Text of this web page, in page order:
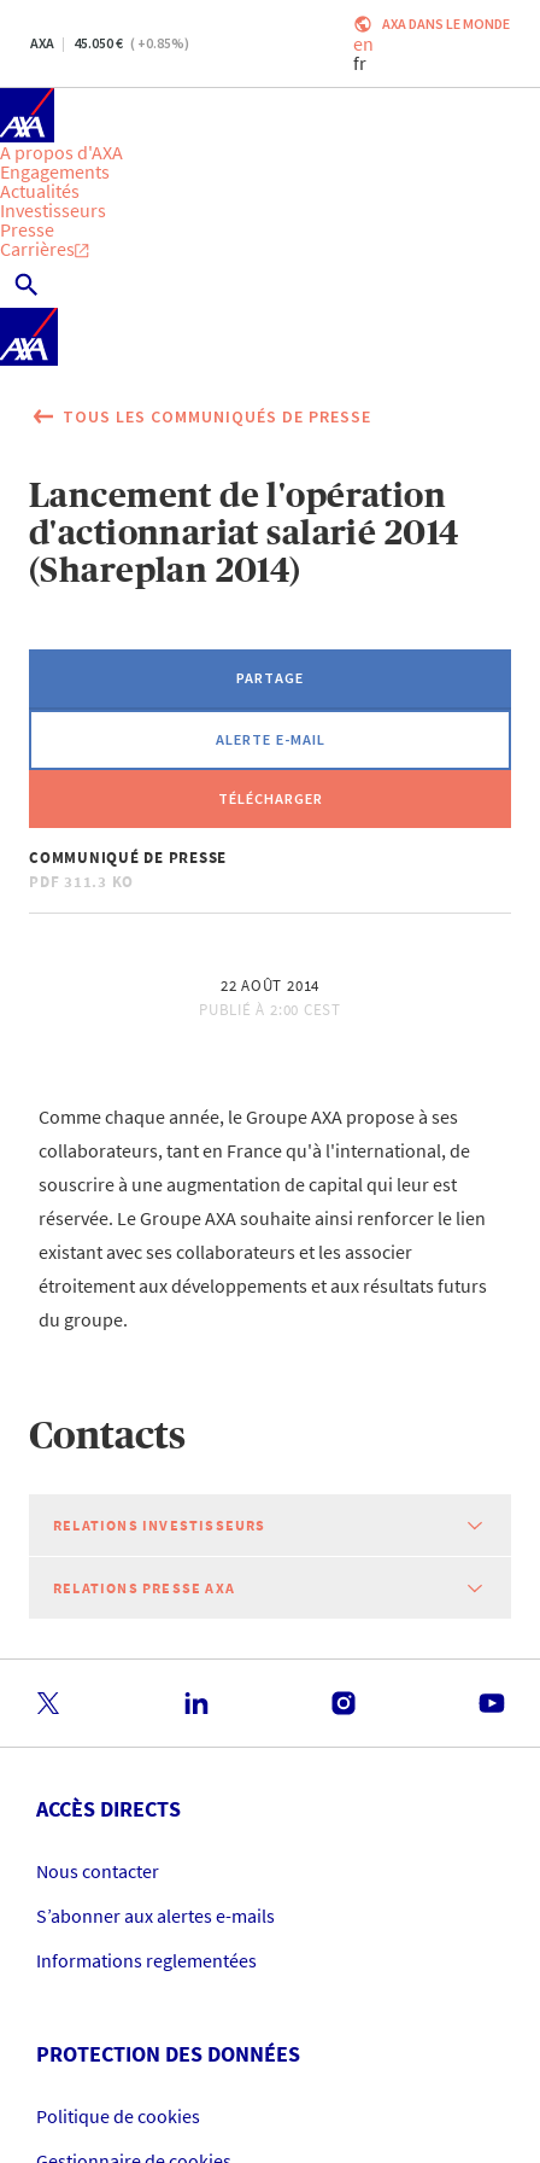
AXA 45.050 ( +0.85%)
AXA DANS LE MONDE
en
fr
A propos d'AXA
Engagements
Actualités
Investisseurs
Presse
Carrières
TOUS LES COMMUNIQUÉS DE PRESSE
Lancement de l'opération
d'actionnariat salarié 2014
(Shareplan 2014)
PARTAGE
ALERTE E-MAIL
TÉLÉCHARGER
COMMUNIQUÉ DE PRESSE
PDF 311.3 KO
22 AOÛT 2014
PUBLIÉ À 2:00 CEST
Comme chaque année, le Groupe AXA propose à ses
collaborateurs, tant en France qu'à l'international, de
souscrire à une augmentation de capital qui leur est
réservée. Le Groupe AXA souhaite ainsi renforcer le lien
existant avec ses collaborateurs et les associer
étroitement aux développements et aux résultats futurs
du groupe.
Contacts
RELATIONS INVESTISSEURS
RELATIONS PRESSE AXA
ACCÈS DIRECTS
Nous contacter
S’abonner aux alertes e-mails
Informations reglementées
PROTECTION DES DONNÉES
Politique de cookies